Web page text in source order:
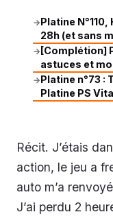
→Platine
28h (et sans
→ [Complétion]
astuces et
→Platine n°73 :
Platine PS Vita
Récit. J’étais
action, le jeu a
auto m’a
J’ai perdu 2